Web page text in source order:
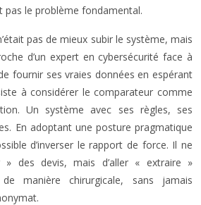
pas le problème fondamental.
pas de mieux subir le système, mais
d’un expert en cybersécurité face à
fournir ses vraies données en espérant
à considérer le comparateur comme
Un système avec ses règles, ses
En adoptant une posture pragmatique
d’inverser le rapport de force. Il ne
» des devis, mais d’aller « extraire »
manière chirurgicale, sans jamais